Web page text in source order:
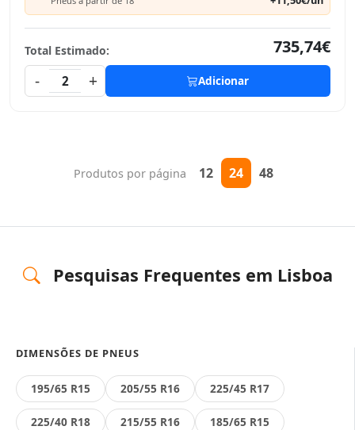
Total Estimado:
735,74€
-
2 + Adicionar
Produtos por página 12 24 48
Pesquisas Frequentes em Lisboa
DIMENSÕES DE PNEUS
195/65 R15 205/55 R16 225/45 R17
225/40 R18 215/55 R16 185/65 R15